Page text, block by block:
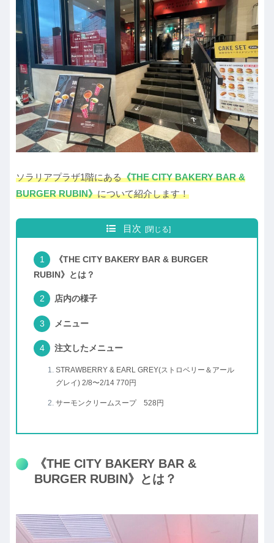
ソラリアプラザ1階にある《THE CITY BAKERY BAR &
BURGER RUBIN》について紹介します！
目次
《THE CITY BAKERY BAR & BURGER
RUBIN》とは？
店内の様子
メニュー
注文したメニュー
STRAWBERRY & EARL GREY(ストロベリー＆アール
グレイ) 2/8〜2/14 770円
サーモンクリームスープ 528円
《THE CITY BAKERY BAR &
BURGER RUBIN》とは？